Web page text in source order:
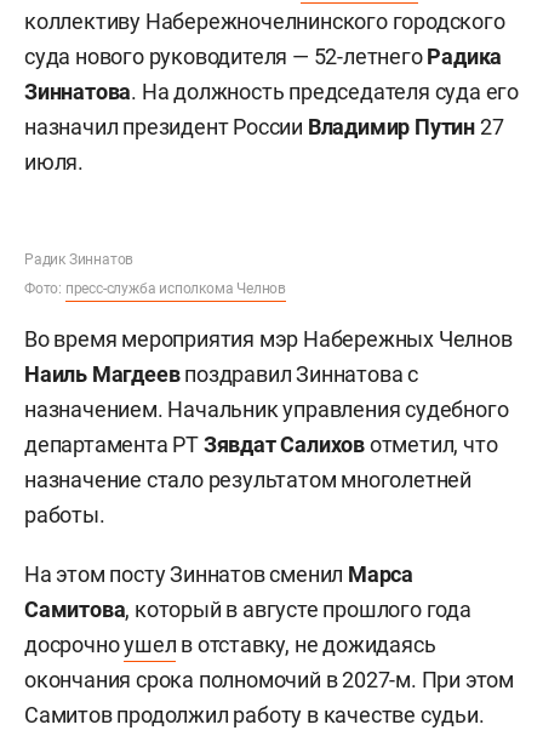
коллективу Набережночелнинского городского
суда нового руководителя — 52-летнегоРадика
Зиннатова. На должность председателя суда его
назначил президент России Владимир Путин27
июля.
Радик Зиннатов
Фото: пресс-служба исполкома Челнов
Во время мероприятия мэр Набережных Челнов
Наиль Магдеевпоздравил Зиннатова с
назначением. Начальник управления судебного
департамента РТЗявдат Салиховотметил, что
назначение стало результатом многолетней
работы.
На этом посту Зиннатов сменил Марса
Самитова, который в августе прошлого года
досрочноушел в отставку, не дожидаясь
окончания срока полномочий в 2027-м. При этом
Самитов продолжил работу в качестве судьи.